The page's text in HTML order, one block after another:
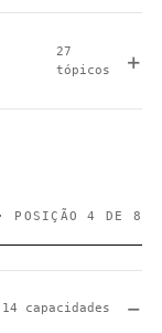
27
tópicos
POSIÇÃO 4 DE 8
14 capacidades